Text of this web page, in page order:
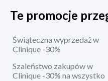
Te promocje
Świąteczna wyprzedaż w
Clinique -30%
Szaleństwo zakupów w
Clinique -30% na wszystko